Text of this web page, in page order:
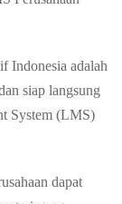
Indonesia adalah
siap langsung
System (LMS)
dapat